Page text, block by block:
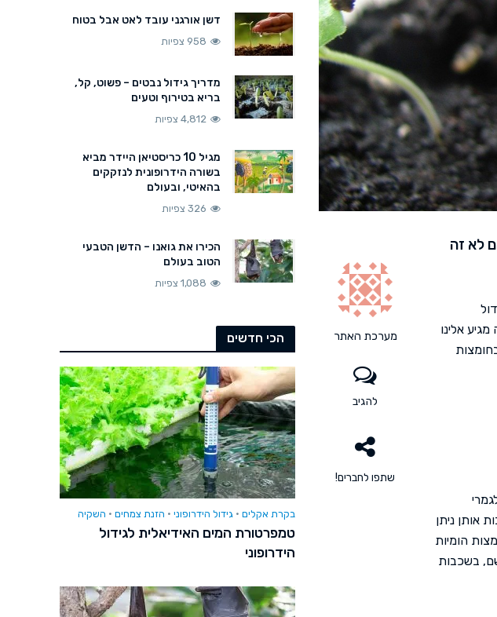
דשן אורגני עובד לאט אבל בטוח
958 צפיות
מדריך גידול נבטים – פשוט, קל,
בריא בטירוף וטעים
4,812 צפיות
מגיל 10 כריסטיאן היידר מביא
בשורה הידרופונית לנזקקים
בהאיטי, ובעולם
326 צפיות
הכירו את גואנו – הדשן הטבעי
הטוב בעולם
1,088 צפיות
הכי חדשים
בקרת אקלים • גידול הידרופוני • הזנת צמחים • השקיה
טמפרטורת המים האידיאלית לגידול
הידרופוני
מערכת האתר
להגיב
שתפו לחברים!
לא זה
אלינו
אותן ניתן
הומיות
בשכבות